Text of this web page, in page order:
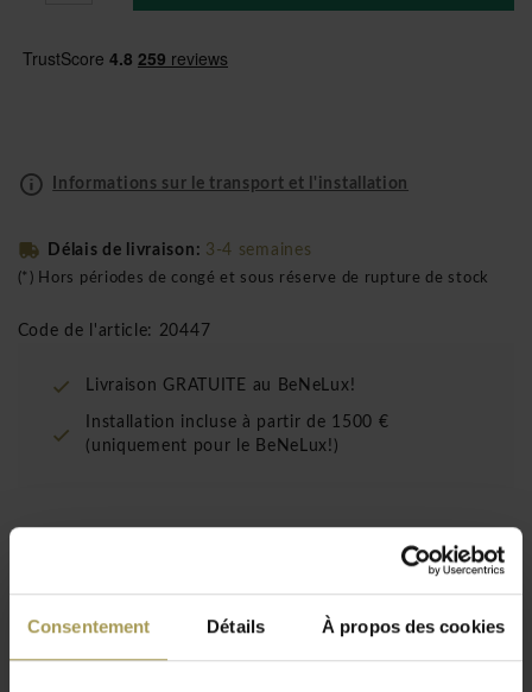
Consentement Détails À propos des cookies
Informations sur le transport et l'installation
Délais de livraison: 3-4 semaines
(*) Hors périodes de congé et sous réserve de rupture de stock
Code de l'article: 20447
Livraison GRATUITE au BeNeLux!
Installation incluse à partir de 1500 €
(uniquement pour le BeNeLux!)
La fine structure en acier rond chromé de Magis
Tavolo XZ3 table allie stabilité et légèreté.
Designer:Magis